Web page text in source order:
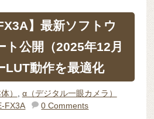
】最新ソフトウ
ト公開（2025年12月
LUT動作を最適化
）
α（デジタル一眼カメラ）
FX3A 0 Comments